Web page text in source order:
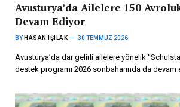
Avusturya’da Ailelere 150
Devam Ediyor
BY HASAN IŞILAK 30 TEMMUZ 2026
Avusturya’da dar gelirli ailelere yönelik
destek programı 2026 sonbaharında da devam